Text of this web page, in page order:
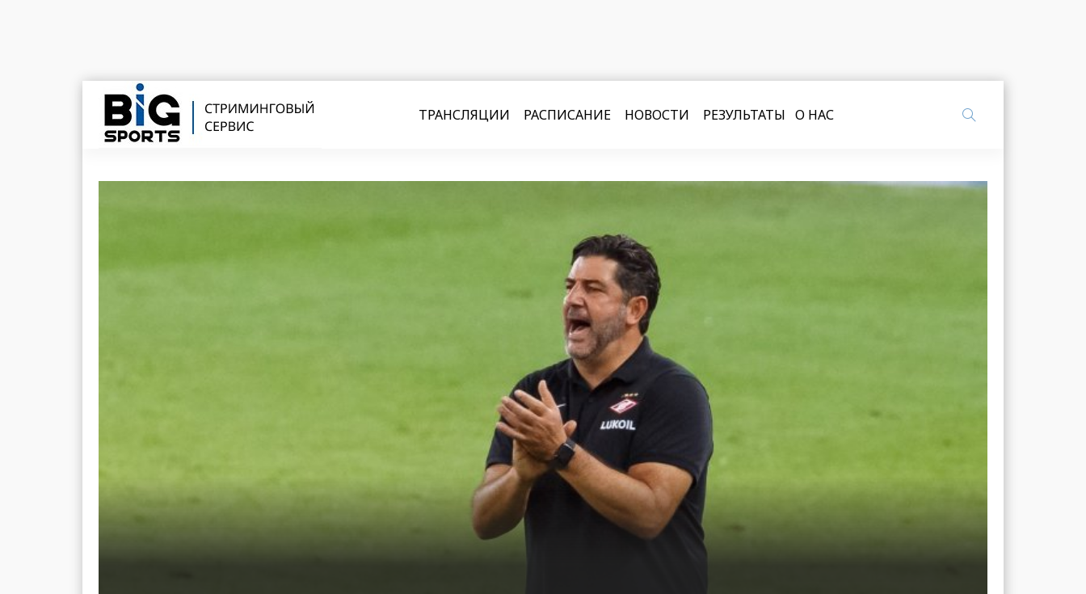
ТРАНСЛЯЦИИ РАСПИСАНИЕ НОВОСТИ РЕЗУЛЬТАТЫ О НАС